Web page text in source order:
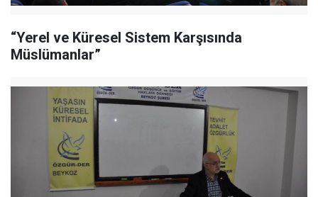
“Yerel ve Küresel Sistem Karşısında
Müslümanlar”